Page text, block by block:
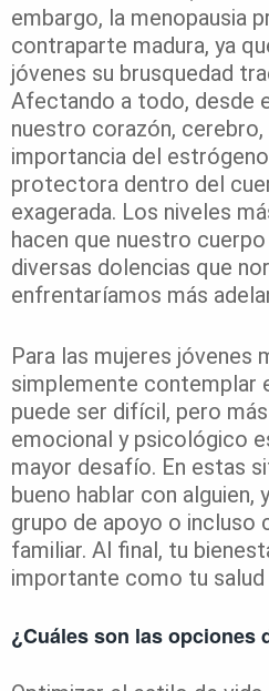
embargo, la menopausia
contraparte madura, ya
jóvenes su brusquedad
Afectando a todo, desde
nuestro corazón, cerebro,
importancia del
protectora dentro del
exagerada. Los niveles
hacen que nuestro
diversas dolencias que
enfrentaríamos más
Para las mujeres jóvenes
simplemente contemplar
puede ser difícil, pero
emocional y psicológico
mayor desafío. En estas
bueno hablar con alguien,
grupo de apoyo o incluso
familiar. Al final, tu
importante como tu salud
¿Cuáles son las opciones